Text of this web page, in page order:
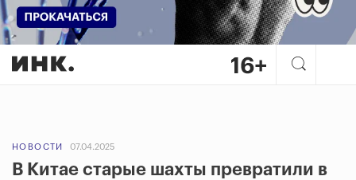
НОВОСТИ 07.04.2025
В Китае старые шахты превратили в